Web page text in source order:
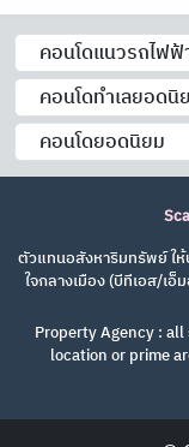
คอนโดแนวรถไฟฟ้
คอนโดทำเลยอดนิ
คอนโดยอดนิยม
ตัวแทนอสังหาริมทรัพย์ ให้
ใจกลางเมือง (บีทีเอส/เ
Property Agency :
location or prime